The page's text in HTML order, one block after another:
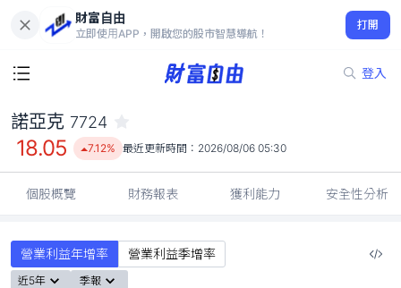
財富自由
立即使用APP，開啟您的股市智慧導航！
打開
登入
18.05
7.12%
諾亞克 7724
18.05 7.12% 最近更新時間： 2026/08/06 05:30
個股概覽 財務報表 獲利能力 安全性分析
營業利益年增率 營業利益季增率
近5年 季報